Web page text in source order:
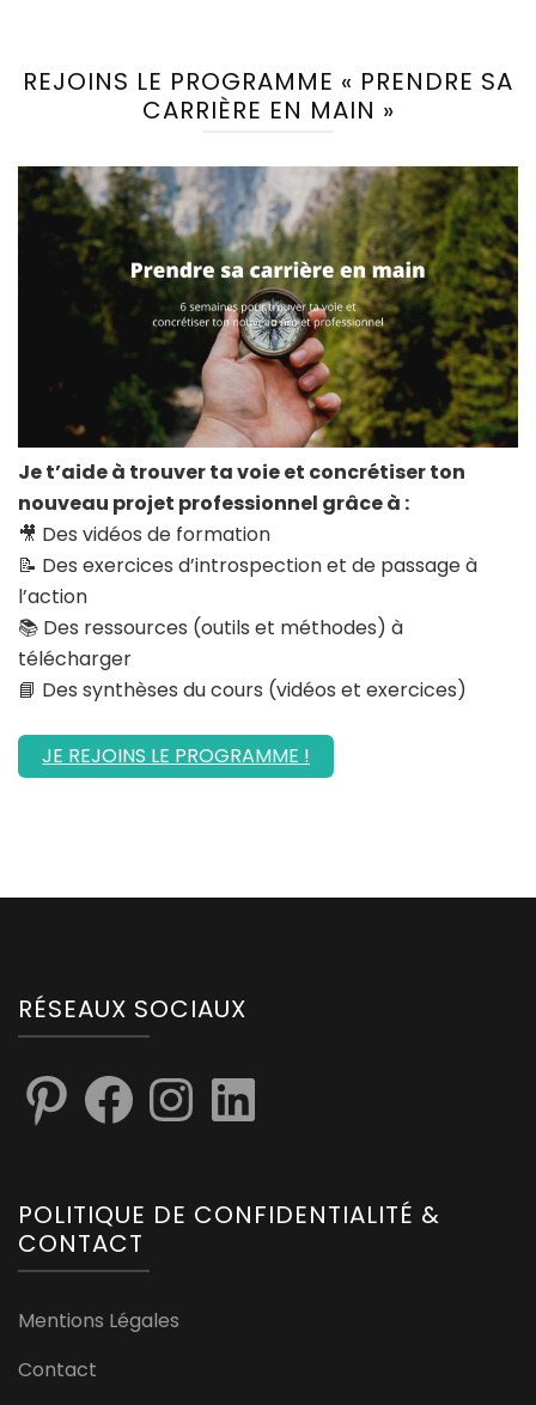
REJOINS LE PROGRAMME « PRENDRE SA
CARRIÈRE EN MAIN »
Je t’aide à trouver ta voie et concrétiser ton
nouveau projet professionnel grâce à :
🎥 Des vidéos de formation
📝 Des exercices d’introspection et de passage à
l’action
📚 Des ressources (outils et méthodes) à
télécharger
📘 Des synthèses du cours (vidéos et exercices)
JE REJOINS LE PROGRAMME !
RÉSEAUX SOCIAUX
POLITIQUE DE CONFIDENTIALITÉ &
CONTACT
Mentions Légales
Contact